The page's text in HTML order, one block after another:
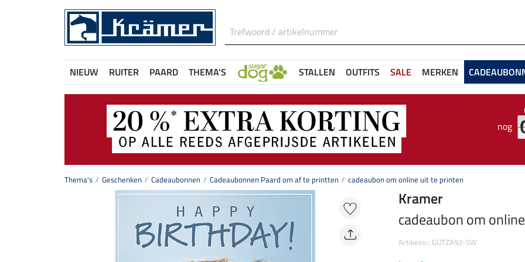
NIEUW RUITER PAARD THEMA'S STALLEN OUTFITS SALE MERKEN
nog
Thema's Geschenken Cadeaubonnen Cadeaubonnen Paard om af te printten cadeaubon om online uit te printen
Kramer
cadeaubon om
Artikelnr.: GUTZA92-5W